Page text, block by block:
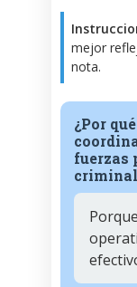
mejor
nota.
¿Por
fuerzas